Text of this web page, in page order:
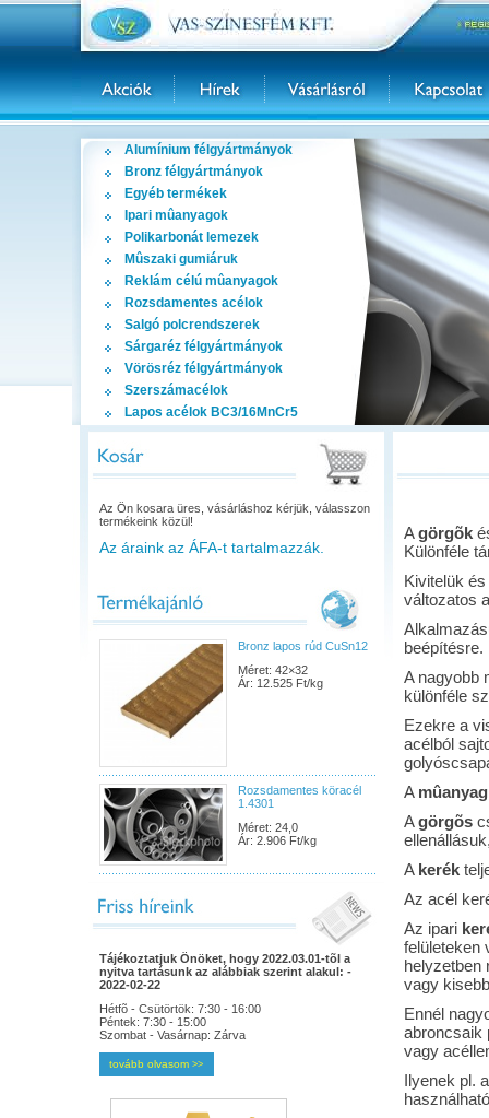
Alumínium félgyártmányok
Bronz félgyártmányok
Egyéb termékek
Ipari mûanyagok
Polikarbonát lemezek
Mûszaki gumiáruk
Reklám célú mûanyagok
Rozsdamentes acélok
Salgó polcrendszerek
Sárgaréz félgyártmányok
Vörösréz félgyártmányok
Szerszámacélok
Lapos acélok BC3/16MnCr5
Az Ön kosara üres, vásárláshoz kérjük, válasszon
termékeink közül!
Az áraink az ÁFA-t tartalmazzák.
Bronz lapos rúd CuSn12
Méret: 42×32
Ár: 12.525 Ft/kg
Rozsdamentes köracél
1.4301
Méret: 24,0
Ár: 2.906 Ft/kg
Tájékoztatjuk Önöket, hogy 2022.03.01-tõl a
nyitva tartásunk az alábbiak szerint alakul: -
2022-02-22
Hétfõ - Csütörtök: 7:30 - 16:00
Péntek: 7:30 - 15:00
Szombat - Vasárnap: Zárva
tovább olvasom >>
Agörgõk
Különféle
Kivitelük
változatos
beépítésre.
A nagyobb
különféle
Ezekre a
acélból
A mûanyag
Agörgõs
A kerék
Az acél
Az ipari
felületeken
helyzetben
vagy
Ennél
abroncsaik
vagy
Ilyenek pl.